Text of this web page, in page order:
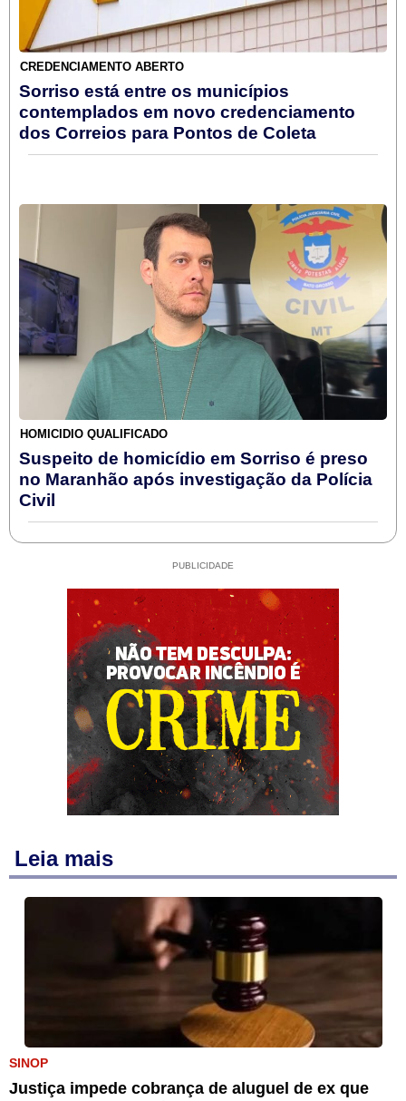
CREDENCIAMENTO ABERTO
Sorriso está entre os municípios
contemplados em novo credenciamento
dos Correios para Pontos de Coleta
HOMICÍDIO QUALIFICADO
Suspeito de homicídio em Sorriso é preso
no Maranhão após investigação da Polícia
Civil
PUBLICIDADE
Leia mais
SINOP
Justiça impede cobrança de aluguel de ex que